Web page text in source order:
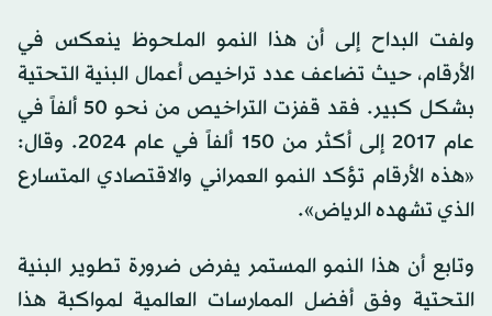
ولفت البداح إلى أن هذا النمو الملحوظ ينعكس في
الأرقام، حيث تضاعف عدد تراخيص أعمال البنية التحتية
بشكل كبير. فقد قفزت التراخيص من نحو 50 ألفاً في
عام 2017 إلى أكثر من 150 ألفاً في عام 2024. وقال:
«هذه الأرقام تؤكد النمو العمراني والاقتصادي المتسارع
الذي تشهده الرياض».
وتابع أن هذا النمو المستمر يفرض ضرورة تطوير البنية
التحتية وفق أفضل الممارسات العالمية لمواكبة هذا